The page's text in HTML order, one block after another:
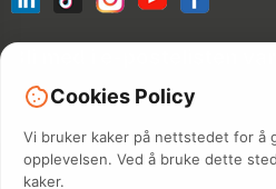
Cookies Policy
Vi bruker kaker på nettstedet for å
opplevelsen. Ved å bruke dette
kaker.